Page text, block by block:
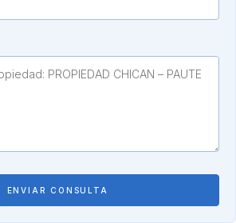
ENVIAR CONSULTA